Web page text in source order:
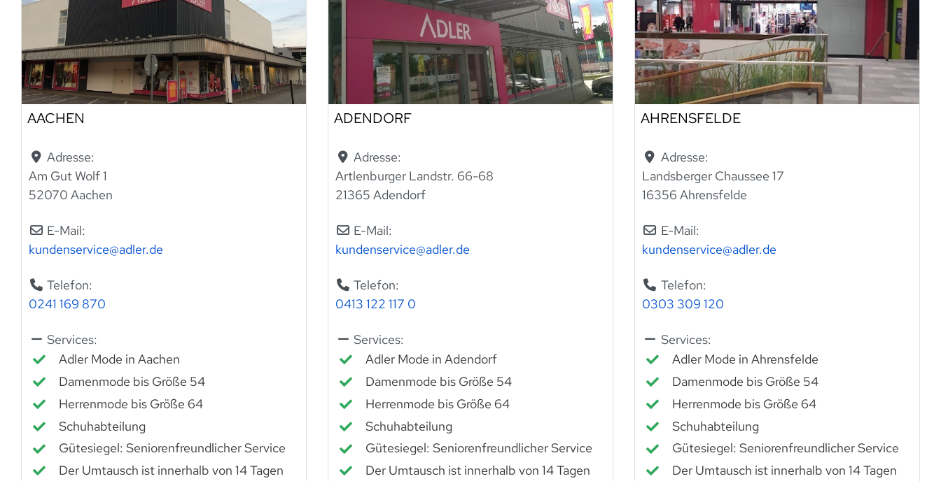
AACHEN
Adresse:
Am Gut Wolf 1
52070 Aachen
E-Mail:
kundenservice@adler.de
Telefon:
0241 169 870
Services:
Adler Mode in Aachen
Damenmode bis Größe 54
Herrenmode bis Größe 64
Schuhabteilung
Gütesiegel: Seniorenfreundlicher Service
Der Umtausch ist innerhalb von 14 Tagen
ADENDORF
Adresse:
Artlenburger Landstr. 66-68
21365 Adendorf
E-Mail:
kundenservice@adler.de
Telefon:
0413 122 117 0
Services:
Adler Mode in Adendorf
Damenmode bis Größe 54
Herrenmode bis Größe 64
Schuhabteilung
Gütesiegel: Seniorenfreundlicher Service
Der Umtausch ist innerhalb von 14 Tagen
AHRENSFELDE
Adresse:
Landsberger Chaussee 17
16356 Ahrensfelde
E-Mail:
kundenservice@adler.de
Telefon:
0303 309 120
Services:
Adler Mode in Ahrensfelde
Damenmode bis Größe 54
Herrenmode bis Größe 64
Schuhabteilung
Gütesiegel: Seniorenfreundlicher Service
Der Umtausch ist innerhalb von 14 Tagen